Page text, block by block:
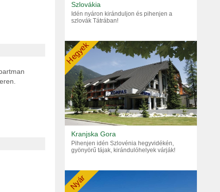
Szlovákia
Idén nyáron kiránduljon és pihenjen a
szlovák Tátrában!
Hegyek
Kranjska Gora
Pihenjen idén Szlovénia hegyvidékén,
gyönyörű tájak, kirándulóhelyek várják!
Nyár